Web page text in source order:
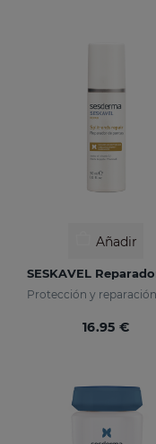
Añadir
16.95 €